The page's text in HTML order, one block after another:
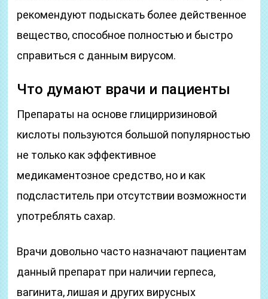
рекомендуют подыскать более действенное
вещество, способное полностью и быстро
справиться с данным вирусом.
Что думают врачи и пациенты
Препараты на основе глицирризиновой
кислоты пользуются большой популярностью
не только как эффективное
медикаментозное средство, но и как
подсластитель при отсутствии возможности
употреблять сахар.
Врачи довольно часто назначают пациентам
данный препарат при наличии герпеса,
вагинита, лишая и других вирусных